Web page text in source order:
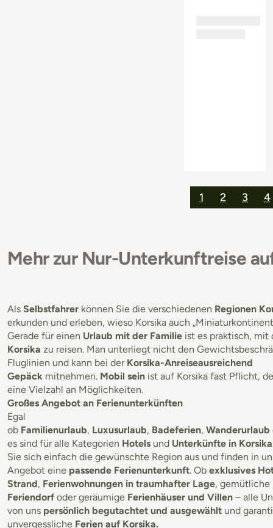
1 2 3 4
Mehr zur Nur-Unterkunftreise
Als Selbstfahrer können Sie die verschiedenen Regionen
erkunden und erleben, wieso Korsika auch
Gerade für einen Urlaub mit der Familie ist es praktisch,
Korsika zu reisen. Man unterliegt nicht den
Fluglinien und kann bei der Korsika-Anreiseausreichend
Gepäck mitnehmen. Mobil sein ist auf Korsika fast Pflicht,
eine Vielzahl an Möglichkeiten.
Großes Angebot an Ferienunterkünften
Egal
ob Familienurlaub, Luxusurlaub, Badeferien, Wanderurlaub
es sind für alle Kategorien Hotels und Unterkünfte in
Sie sich einfach die gewünschte Region aus und finden in
Angebot eine passende Ferienunterkunft. Ob exklusives
Strand, Ferienwohnungen in traumhafter Lage, gemütliche
Feriendorf oder geräumige Ferienhäuser und Villen – alle
von uns persönlich begutachtet und ausgewählt und
unvergessliche Ferien auf Korsika.